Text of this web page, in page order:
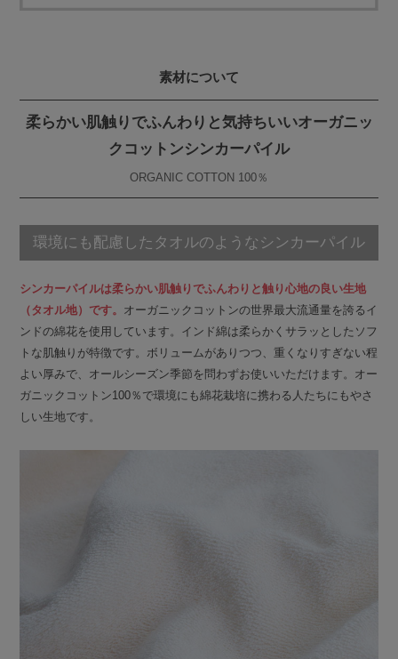
素材について
柔らかい肌触りでふんわりと気持ちいいオーガニッ
クコットンシンカーパイル
ORGANIC COTTON 100％
環境にも配慮したタオルのようなシンカーパイル
シンカーパイルは柔らかい肌触りでふんわりと触り心地の良い生地
（タオル地）です。 オーガニックコットンの世界最大流通量を誇るイ
ンドの綿花を使用しています。インド綿は柔らかくサラッとしたソフ
トな肌触りが特徴です。ボリュームがありつつ、重くなりすぎない程
よい厚みで、オールシーズン季節を問わずお使いいただけます。オー
ガニックコットン100％で環境にも綿花栽培に携わる人たちにもやさ
しい生地です。